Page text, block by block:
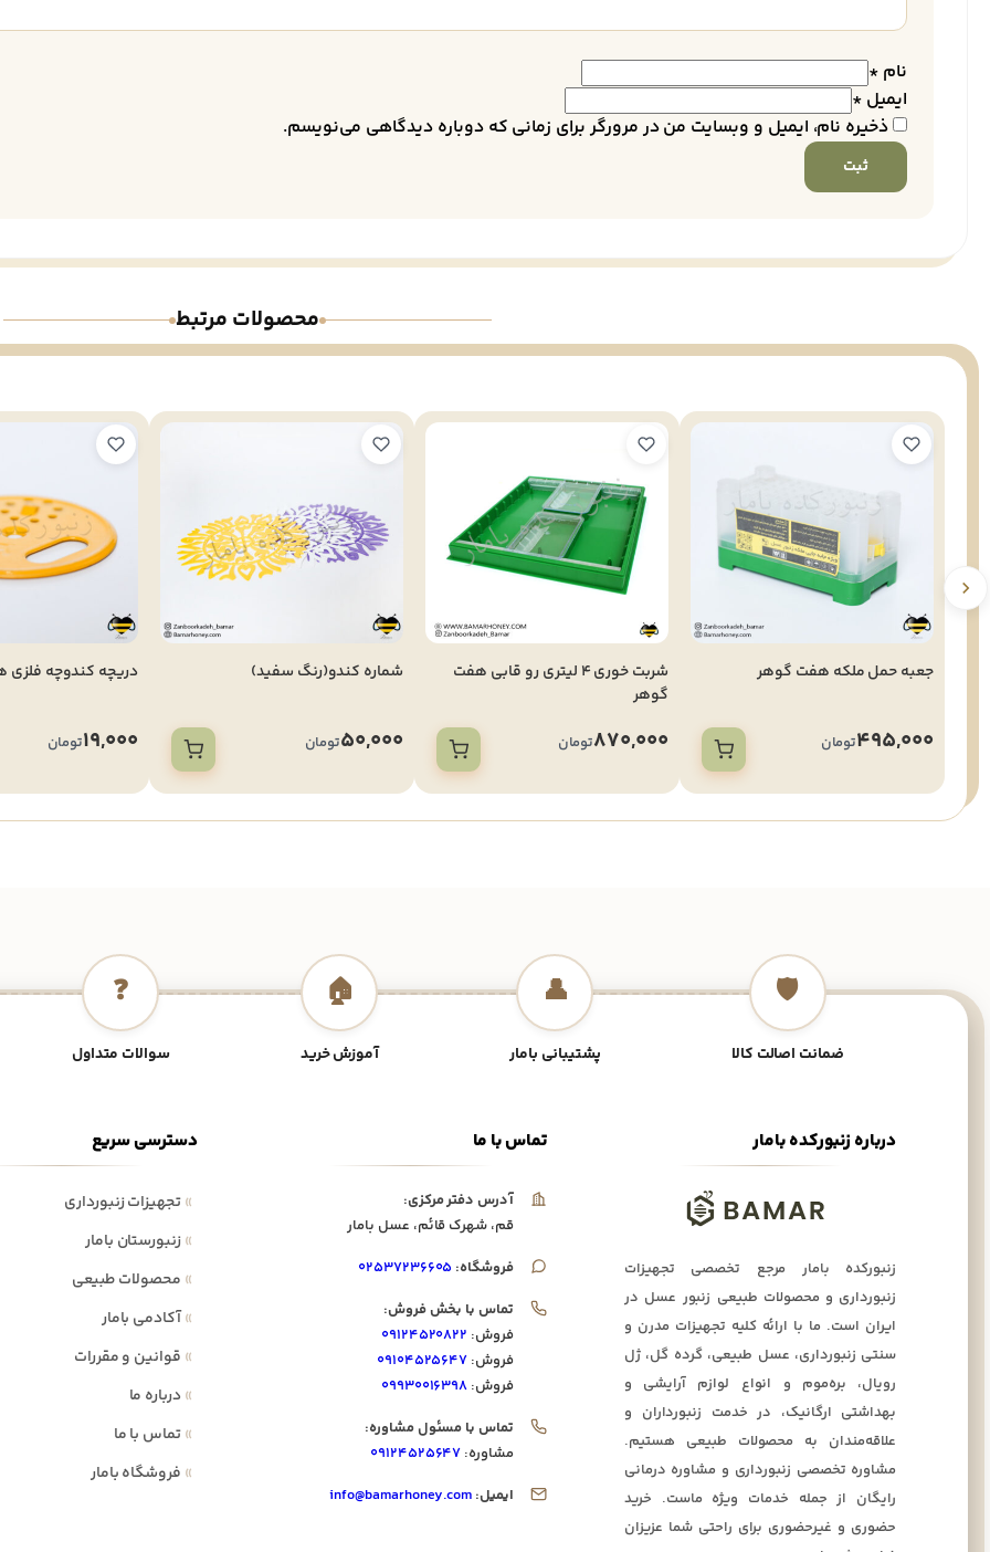
نام *
ایمیل *
ذخیره نام، ایمیل و وبسایت من در مرورگر برای زمانی که دوباره دیدگاهی می‌نویسم.
محصولات مرتبط
جعبه حمل ملكه هفت گوهر
495,000تومان
شربت خوری 4 لیتری رو قابی هفت
گوهر
870,000تومان
شماره کندو(رنگ سفید)
50,000تومان
دریچه کندوچه
19,000تومان
🛡️
ضمانت اصالت کالا
👤
پشتیبانی بامار
🏠
آموزش خرید
❓
سوالات متداول
دسترسی سریع
»تجهیزات زنبورداری
»زنبورستان بامار
» محصولات طبیعی
»آکادمی بامار
» قوانین و مقررات
» درباره ما
»تماس با ما
» فروشگاه بامار
تماس با ما
آدرس دفتر مرکزی:
قم، شهرک قائم، عسل بامار
فروشگاه: ۰۲۵۳۷۲۳۶۶۰۵
تماس با بخش فروش:
فروش: ۰۹۱۲۴۵۲۰۸۲۲
فروش: ۰۹۱۰۴۵۲۵۶۴۷
فروش: ۰۹۹۳۰۰۱۶۳۹۸
تماس با مسئول مشاوره:
مشاوره: ۰۹۱۲۴۵۲۵۶۴۷
ایمیل: info@bamarhoney.com
درباره زنبورکده بامار
زنبورکده بامار مرجع تخصصی تجهیزات
زنبورداری و محصولات طبیعی زنبور عسل در
ایران است. ما با ارائه کلیه تجهیزات مدرن و
سنتی زنبورداری، عسل طبیعی، گرده گل، ژل
رویال، بره‌موم و انواع لوازم آرایشی و
بهداشتی ارگانیک، در خدمت زنبورداران و
علاقه‌مندان به محصولات طبیعی هستیم.
مشاوره تخصصی زنبورداری و مشاوره درمانی
رایگان از جمله خدمات ویژه ماست. خرید
حضوری و غیرحضوری برای راحتی شما عزیزان